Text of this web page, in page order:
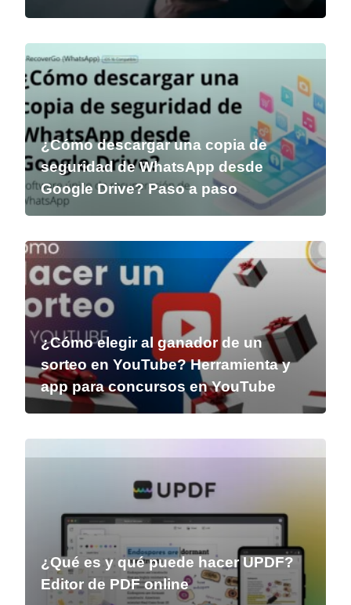
¿Cómo descargar una copia de
seguridad de WhatsApp desde
Google Drive? Paso a paso
¿Cómo elegir al ganador de un
sorteo en YouTube? Herramienta y
app para concursos en YouTube
¿Qué es y qué puede hacer UPDF?
Editor de PDF online